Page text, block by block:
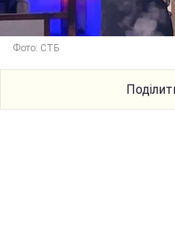
Фото: СТБ